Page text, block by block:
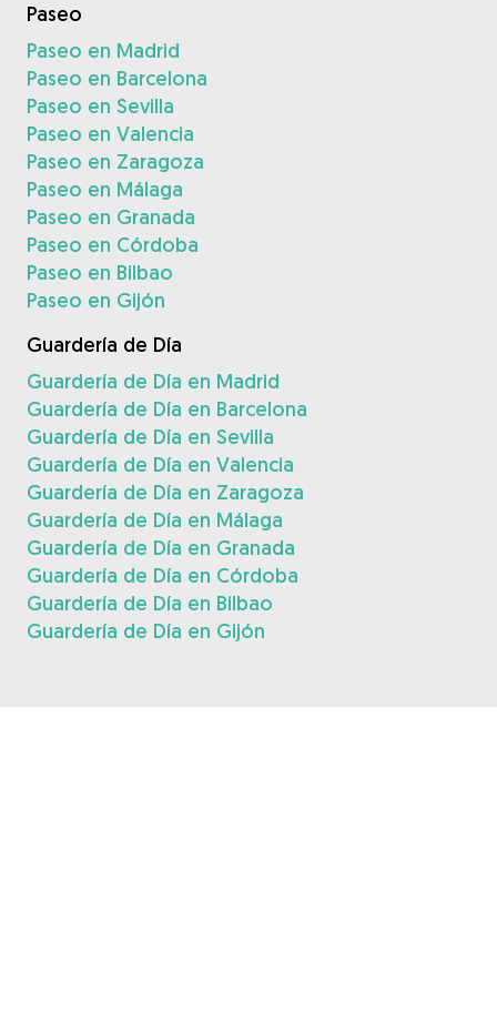
Paseo
Paseo en Madrid
Paseo en Barcelona
Paseo en Sevilla
Paseo en Valencia
Paseo en Zaragoza
Paseo en Málaga
Paseo en Granada
Paseo en Córdoba
Paseo en Bilbao
Paseo en Gijón
Guardería de Día
Guardería de Día en Madrid
Guardería de Día en Barcelona
Guardería de Día en Sevilla
Guardería de Día en Valencia
Guardería de Día en Zaragoza
Guardería de Día en Málaga
Guardería de Día en Granada
Guardería de Día en Córdoba
Guardería de Día en Bilbao
Guardería de Día en Gijón